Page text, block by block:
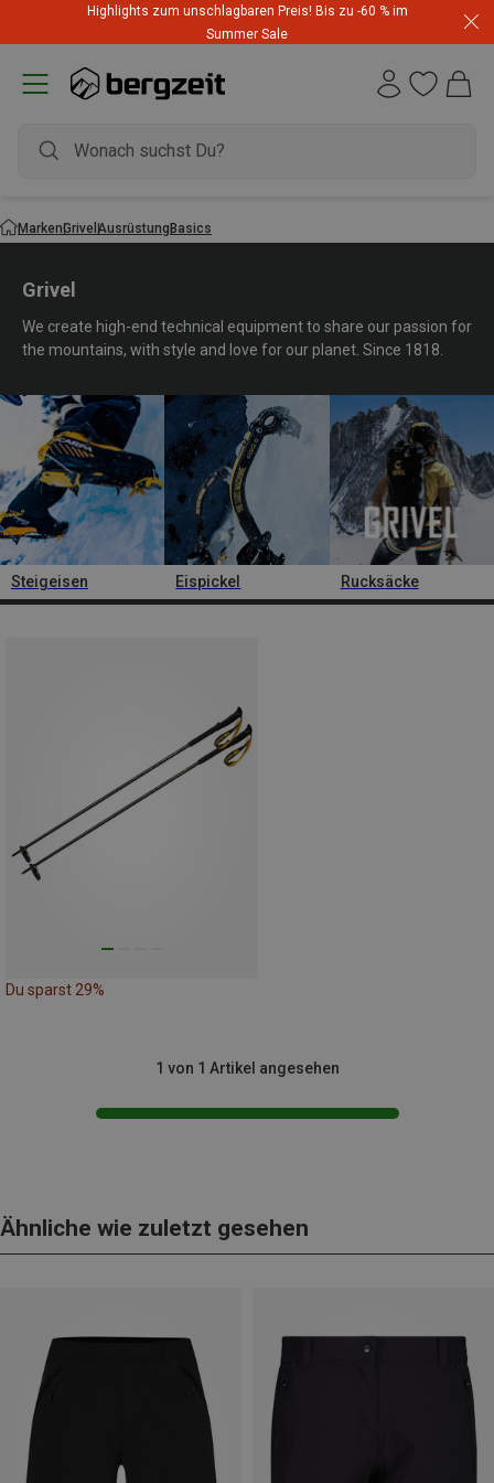
Highlights zum unschlagbaren Preis! Bis zu -60 % im
Summer Sale
MarkenGrivel AusrüstungBasics
Grivel
We create high-end technical equipment to share our passion for
the mountains, with style and love for our planet. Since 1818.
Steigeisen Eispickel Rucksäcke
Du sparst 29%
1 von 1 Artikel angesehen
Ähnliche wie zuletzt gesehen